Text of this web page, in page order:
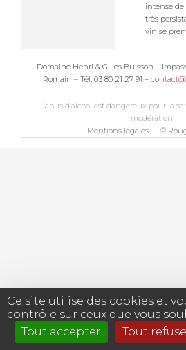
intense
très
vin se
Domaine Henri & Gilles Buisson –
Romain – Tél. 03 80 21 27 91 –
L’abus d’alcool est dangereux pour la
modération
Mentions légales
©
Ce site utilise des cookies et
contrôle sur ceux que vous
Tout accepter
Tout